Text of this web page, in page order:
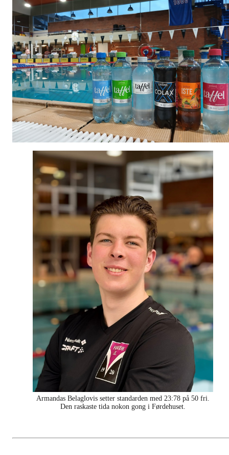
Armandas Belaglovis setter standarden med 23:78 på 50 fri.
Den raskaste tida nokon gong i Førdehuset.